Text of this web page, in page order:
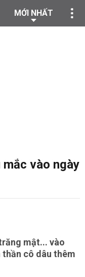
MỚI NHẤT
vào ngày
mật... vào
thần cô dâu thêm